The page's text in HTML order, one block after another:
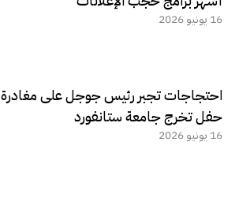
16 يونيو 2026
احتجاجات تجبر رئيس جوجل على مغادرة
حفل تخرج جامعة ستانفورد
16 يونيو 2026